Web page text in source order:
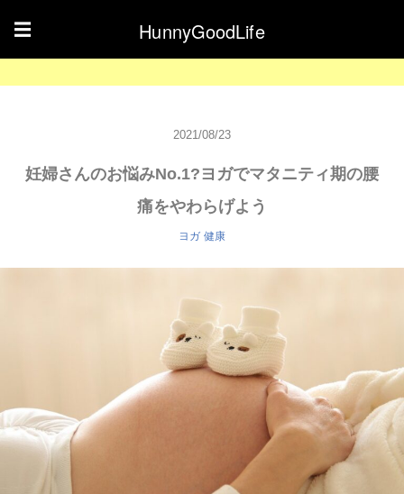
☰ HunnyGoodLife
2021/08/23
妊婦さんのお悩みNo.1?ヨガでマタニティ期の腰
痛をやわらげよう
ヨガ 健康